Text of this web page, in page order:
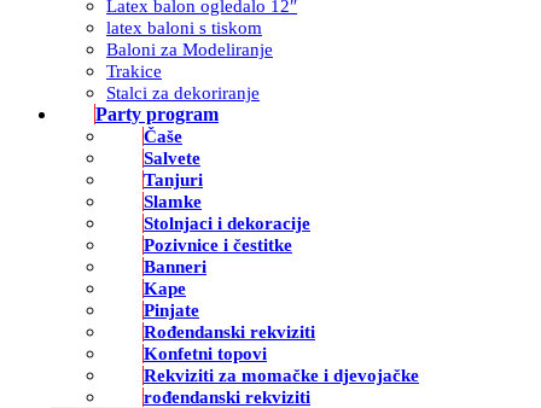
Latex balon ogledalo 12″
latex baloni s tiskom
Baloni za Modeliranje
Trakice
Stalci za dekoriranje
Party program
Čaše
Salvete
Tanjuri
Slamke
Stolnjaci i dekoracije
Pozivnice i čestitke
Banneri
Kape
Pinjate
Rođendanski rekviziti
Konfetni topovi
Rekviziti za momačke i djevojačke
rođendanski rekviziti